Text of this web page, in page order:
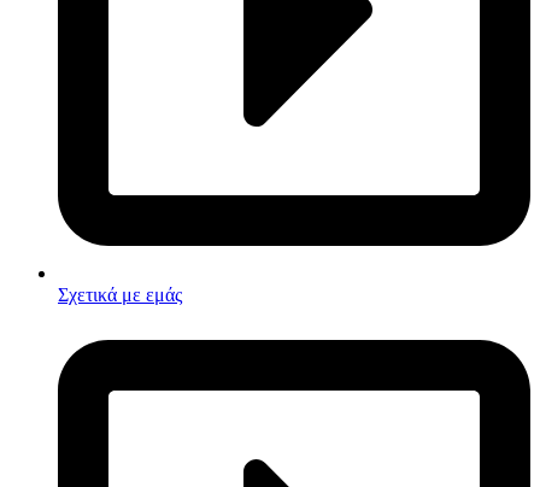
Σχετικά με εμάς